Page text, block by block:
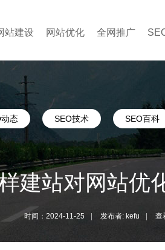
站建设 网站优化 全网推广
态 SEO技术 SEO百科
建站对网站优
时间：2024-11-25 发布者: kefu 查